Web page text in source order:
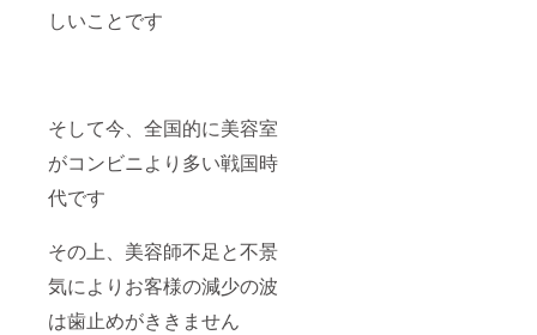
しいことです
そして今、全国的に美容室
がコンビニより多い戦国時
代です
その上、美容師不足と不景
気によりお客様の減少の波
は歯止めがききません